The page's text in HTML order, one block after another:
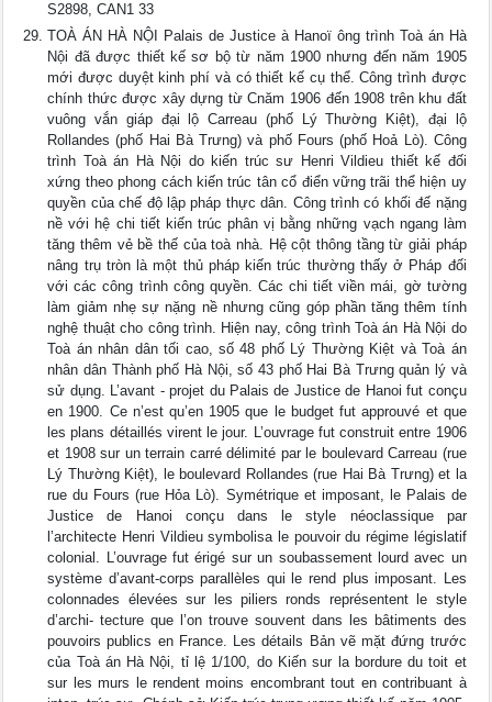
S2898, CAN1 33
TOÀ ÁN HÀ NỘI Palais de Justice à Hanoï ông trình Toà án Hà
Nội đã được thiết kế sơ bộ từ năm 1900 nhưng đến năm 1905
mới được duyệt kinh phí và có thiết kế cụ thể. Công trình được
chính thức được xây dựng từ Cnăm 1906 đến 1908 trên khu đất
vuông vắn giáp đại lộ Carreau (phố Lý Thường Kiệt), đại lộ
Rollandes (phố Hai Bà Trưng) và phố Fours (phố Hoả Lò). Công
trình Toà án Hà Nội do kiến trúc sư Henri Vildieu thiết kế đối
xứng theo phong cách kiến trúc tân cổ điển vững trãi thể hiện uy
quyền của chế độ lập pháp thực dân. Công trình có khối đế nặng
nề với hệ chi tiết kiến trúc phân vị bằng những vạch ngang làm
tăng thêm vẻ bề thế của toà nhà. Hệ cột thông tầng từ giải pháp
nâng trụ tròn là một thủ pháp kiến trúc thường thấy ở Pháp đối
với các công trình công quyền. Các chi tiết viền mái, gờ tường
làm giảm nhẹ sự nặng nề nhưng cũng góp phần tăng thêm tính
nghệ thuật cho công trình. Hiện nay, công trình Toà án Hà Nội do
Toà án nhân dân tối cao, số 48 phố Lý Thường Kiệt và Toà án
nhân dân Thành phố Hà Nội, số 43 phố Hai Bà Trưng quản lý và
sử dụng. L’avant - projet du Palais de Justice de Hanoi fut conçu
en 1900. Ce n’est qu’en 1905 que le budget fut approuvé et que
les plans détaillés virent le jour. L’ouvrage fut construit entre 1906
et 1908 sur un terrain carré délimité par le boulevard Carreau (rue
Lý Thường Kiệt), le boulevard Rollandes (rue Hai Bà Trưng) et la
rue du Fours (rue Hỏa Lò). Symétrique et imposant, le Palais de
Justice de Hanoi conçu dans le style néoclassique par
l’architecte Henri Vildieu symbolisa le pouvoir du régime législatif
colonial. L’ouvrage fut érigé sur un soubassement lourd avec un
système d’avant-corps parallèles qui le rend plus imposant. Les
colonnades élevées sur les piliers ronds représentent le style
d’archi- tecture que l’on trouve souvent dans les bâtiments des
pouvoirs publics en France. Les détails Bản vẽ mặt đứng trước
của Toà án Hà Nội, tỉ lệ 1/100, do Kiến sur la bordure du toit et
sur les murs le rendent moins encombrant tout en contribuant à